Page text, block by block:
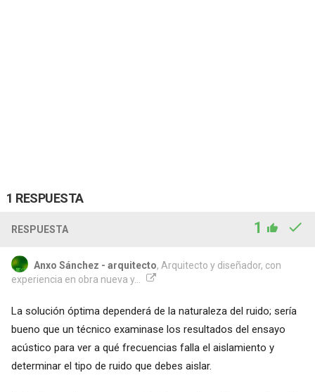
1 RESPUESTA
RESPUESTA 1
Anxo Sánchez - arquitecto, Arquitecto y diseñador, con
experiencia en obra nueva y...
La solución óptima dependerá de la naturaleza del ruido; sería
bueno que un técnico examinase los resultados del ensayo
acústico para ver a qué frecuencias falla el aislamiento y
determinar el tipo de ruido que debes aislar.